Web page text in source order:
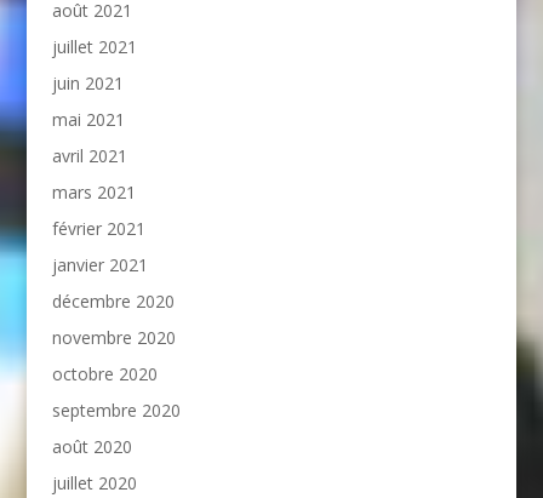
août 2021
juillet 2021
juin 2021
mai 2021
avril 2021
mars 2021
février 2021
janvier 2021
décembre 2020
novembre 2020
octobre 2020
septembre 2020
août 2020
juillet 2020